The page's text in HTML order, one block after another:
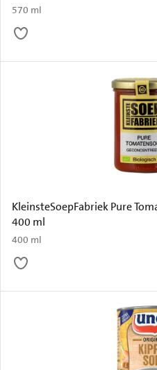
570 ml
KleinsteSoepFabriek Pure
400 ml
400 ml